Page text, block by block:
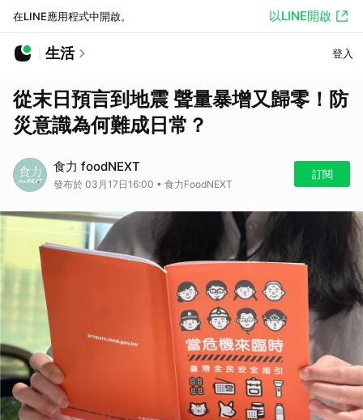
在LINE應用程式中開啟。 以LINE開啟
生活 登入
從末日預言到地震 聲量暴增又歸零！防
災意識為何難成日常？
食力 foodNEXT
發布於 03月17日16:00 • 食力FoodNEXT
訂閱